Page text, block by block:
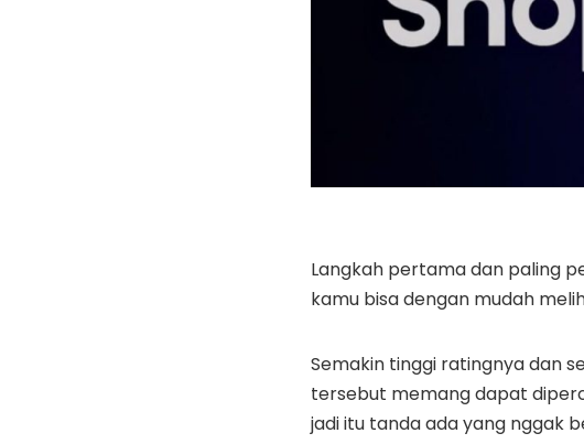
Langkah pertama dan paling
kamu bisa dengan mudah
Semakin tinggi ratingnya dan
tersebut memang dapat
jadi itu tanda ada yang nggak